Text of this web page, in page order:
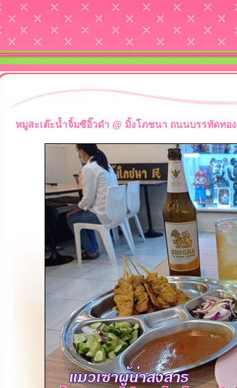
หมูสะเต๊ะน้ำจิ้มซีอิ๊วดำ @ มิ้งโภชนา ถนนบรรทัดทอง